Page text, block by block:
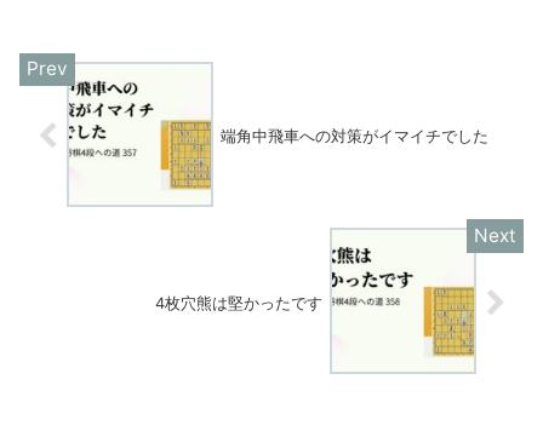
端角中飛車への対策がイマイチでした
4枚穴熊は堅かったです